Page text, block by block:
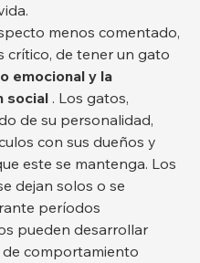
menos comentado,
crítico, de tener un gato
emocional y la
social . Los gatos,
de su personalidad,
con sus dueños y
este se mantenga. Los
dejan solos o se
períodos
pueden desarrollar
comportamiento